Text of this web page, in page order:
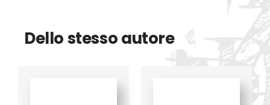
Dello stesso autore